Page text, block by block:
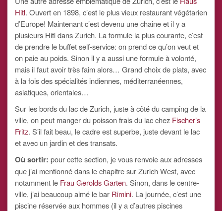
Hitl. Ouvert en 1898, c’est le plus vieux restaurant végétarien
d’Europe! Maintenant c’est devenu une chaine et il y a
plusieurs Hitl dans Zurich. La formule la plus courante, c’est
de prendre le buffet self-service: on prend ce qu’on veut et
on paie au poids. Sinon il y a aussi une formule à volonté,
mais il faut avoir très faim alors… Grand choix de plats, avec
à la fois des spécialités indiennes, méditerranéennes,
asiatiques, orientales…
Sur les bords du lac de Zurich, juste à côté du camping de la
ville, on peut manger du poisson frais du lac chez Fischer’s
Fritz. S’il fait beau, le cadre est superbe, juste devant le lac
et avec un jardin et des transats.
Où sortir: pour cette section, je vous renvoie aux adresses
que j’ai mentionné dans le chapitre sur Zurich West, avec
notamment le Frau Gerolds Garten. Sinon, dans le centre-
ville, j’ai beaucoup aimé le bar Rimini. La journée, c’est une
piscine réservée aux hommes (il y a d’autres piscines